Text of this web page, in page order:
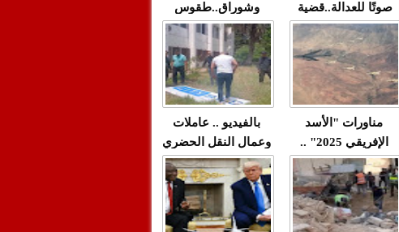
صوتًا للعدالة..قضية
"مولات 88 غرزة"
مثالا(فيديو)
متابعة حميد طولست
في زمن تزداد فيه
حالات العنف ضد
النساء ويغيب فيه أحيانًا
صدى العدالة في
ردهات الم...
وشوراق..طقوس
صادمة وملتمس
"الوجهاء"؟/ صمت
وزارة الداخلية؟/أين
الوزير التوفيق؟(فيديو)
بالفيديو .. عاملات
وعمال النقل الحضري
بفاس يعبرون عن
ارتياحهم بعد إنهاء عقد
شركة "سيتي باص"
مناورات "الأسد
الإفريقي 2025" ..
شاهد القاذفة النووية
في تدريب مع ثماني
مقاتلات من نوع F-16
تابعة للقوات الجوية